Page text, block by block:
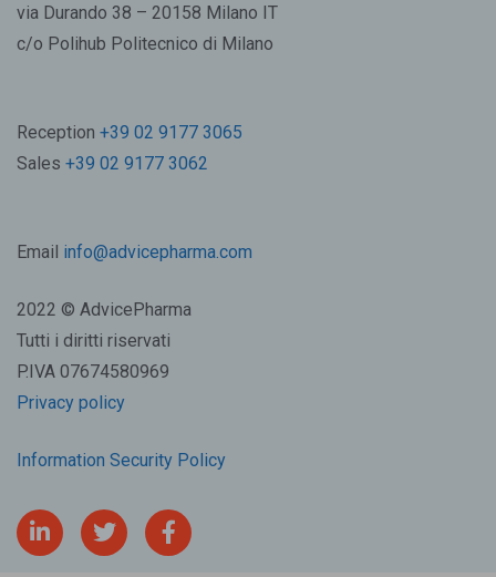
via Durando 38 – 20158 Milano IT
c/o Polihub Politecnico di Milano
Reception +39 02 9177 3065
Sales +39 02 9177 3062
Email info@advicepharma.com
2022 © AdvicePharma
Tutti i diritti riservati
P.IVA 07674580969
Privacy policy
Information Security Policy